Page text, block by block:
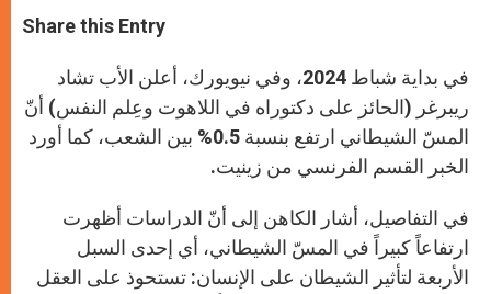
t
s
p
p
s
e
g
e
r
e
b
o
k
Share this Entry
في بداية شباط 2024، وفي نيويورك، أعلن الأب تشاد
ريبرغر (الحائز على دكتوراه في اللاهوت وعِلم النفس) أنّ
المسّ الشيطاني ارتفع بنسبة 0.5% بين الشعب، كما أورد
الخبر القسم الفرنسي من زينيت.
في التفاصيل، أشار الكاهن إلى أنّ الدراسات أظهرت
ارتفاعاً كبيراً في المسّ الشيطاني، أي إحدى السبل
الأربعة لتأثير الشيطان على الإنسان: تستحوذ على العقل